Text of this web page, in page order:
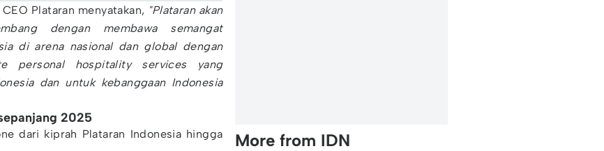
Plataran menyatakan, "Plataran akan
dengan membawa semangat
di arena nasional dan global dengan
personal hospitality services yang
dan untuk kebanggaan Indonesia
2025
dari kiprah Plataran Indonesia hingga
More from IDN